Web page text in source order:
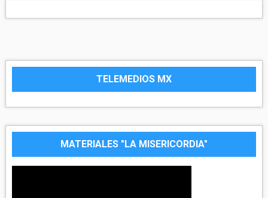
TELEMEDIOS MX
MATERIALES "LA MISERICORDIA"